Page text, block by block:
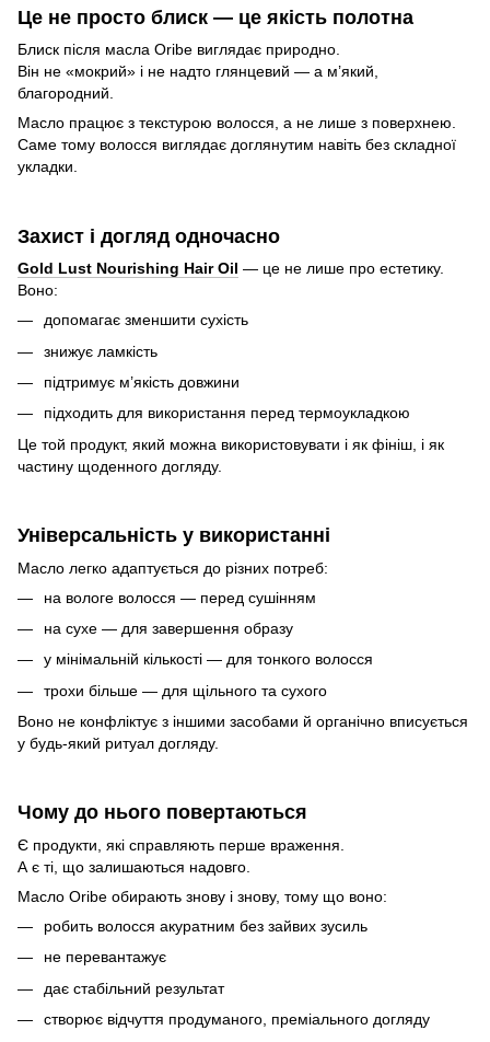
Це не просто блиск — це якість полотна
Блиск після масла Oribe виглядає природно.
Він не «мокрий» і не надто глянцевий — а м’який,
благородний.
Масло працює з текстурою волосся, а не лише з поверхнею.
Саме тому волосся виглядає доглянутим навіть без складної
укладки.
Захист і догляд одночасно
Gold Lust Nourishing Hair Oil — це не лише про естетику.
Воно:
допомагає зменшити сухість
знижує ламкість
підтримує м’якість довжини
підходить для використання перед термоукладкою
Це той продукт, який можна використовувати і як фініш, і як
частину щоденного догляду.
Універсальність у використанні
Масло легко адаптується до різних потреб:
на вологе волосся — перед сушінням
на сухе — для завершення образу
у мінімальній кількості — для тонкого волосся
трохи більше — для щільного та сухого
Воно не конфліктує з іншими засобами й органічно вписується
у будь-який ритуал догляду.
Чому до нього повертаються
Є продукти, які справляють перше враження.
А є ті, що залишаються надовго.
Масло Oribe обирають знову і знову, тому що воно:
робить волосся акуратним без зайвих зусиль
не перевантажує
дає стабільний результат
створює відчуття продуманого, преміального догляду